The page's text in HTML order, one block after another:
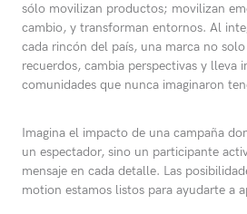
sólo movilizan productos; movilizan
cambio, y transforman entornos. Al
cada rincón del país, una marca no
recuerdos, cambia perspectivas y lleva
comunidades que nunca imaginaron
Imagina el impacto de una campaña
un espectador, sino un participante
mensaje en cada detalle. Las
motion estamos listos para ayudarte a